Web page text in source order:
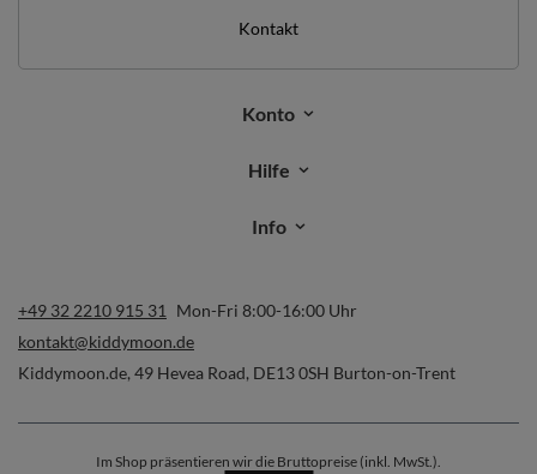
Kontakt
Konto
Hilfe
Info
+49 32 2210 915 31
Mon-Fri 8:00-16:00 Uhr
kontakt@kiddymoon.de
Kiddymoon.de, 49 Hevea Road, DE13 0SH Burton-on-Trent
Im Shop präsentieren wir die Bruttopreise (inkl. MwSt.).